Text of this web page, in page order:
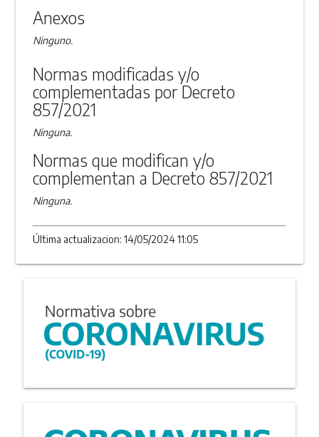
Anexos
Ninguno.
Normas modificadas y/o
complementadas por Decreto
857/2021
Ninguna.
Normas que modifican y/o
complementan a Decreto 857/2021
Ninguna.
Última actualizacion: 14/05/2024 11:05